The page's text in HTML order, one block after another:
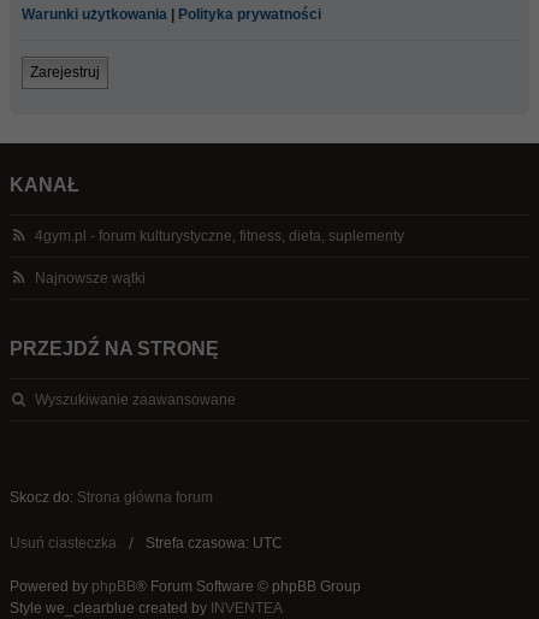
Warunki użytkowania Polityka prywatności
Zarejestruj
KANAŁ
4gym.pl - forum kulturystyczne, fitness, dieta, suplementy
Najnowsze wątki
PRZEJDŹ NA STRONĘ
Wyszukiwanie zaawansowane
Skocz do: Strona główna forum
Usuń ciasteczka Strefa czasowa: UTC
Powered by phpBB® Forum Software © phpBB Group
Style we_clearblue created by INVENTEA